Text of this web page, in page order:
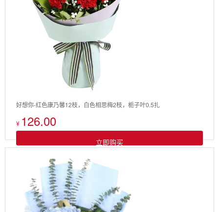
好想你-红色康乃馨12枝，白色相思梅2枝，栀子叶0.5扎
¥ 126.00
立即购买